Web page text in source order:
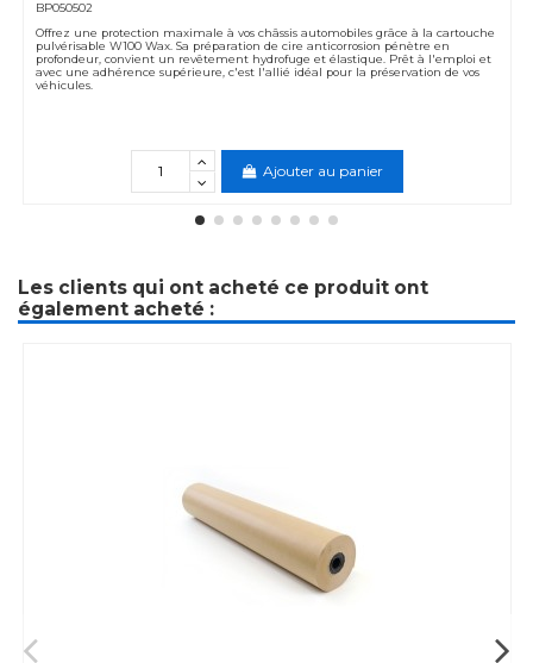
BP050502
Offrez une protection maximale à vos châssis automobiles grâce à la cartouche
pulvérisable W100 Wax. Sa préparation de cire anticorrosion pénètre en
profondeur, convient un revêtement hydrofuge et élastique. Prêt à l'emploi et
avec une adhérence supérieure, c'est l'allié idéal pour la préservation de vos
véhicules.
Ajouter au panier
Les clients qui ont acheté ce produit ont
également acheté :